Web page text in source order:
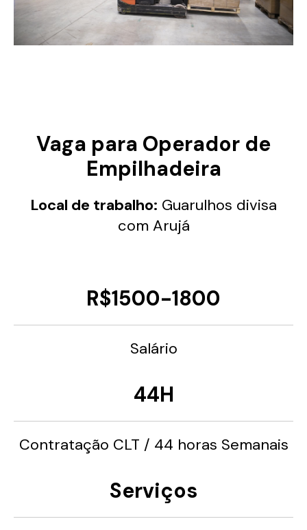
Vaga para Operador de
Empilhadeira
Local de trabalho: Guarulhos divisa
com Arujá
R$1500-1800
Salário
44H
Contratação CLT / 44 horas Semanais
Serviços